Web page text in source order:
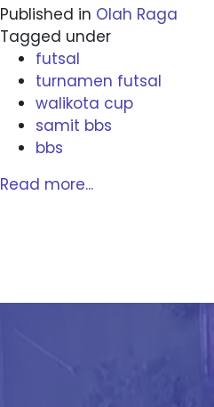
Published in Olah Raga
Tagged under
futsal
turnamen futsal
walikota cup
samit bbs
bbs
Read more...